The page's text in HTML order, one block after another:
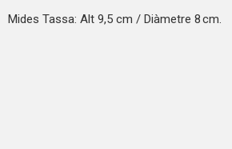
Mides Tassa: Alt 9,5 cm / Diàmetre 8 cm.